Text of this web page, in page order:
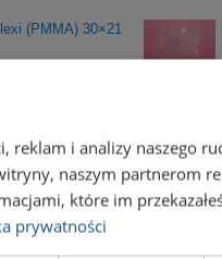
(PMMA) 30×21
2-31SW
125-93
reklam i analizy naszego
naszym partnerom
które im
prywatności